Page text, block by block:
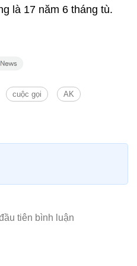
là 17 năm 6 tháng tù.
cuộc gọi AK